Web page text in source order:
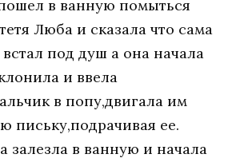
в ванную помыться
Люба и сказала что сама
под душ а она начала
и ввела
в попу,двигала им
письку,подрачивая ее.
залезла в ванную и начала